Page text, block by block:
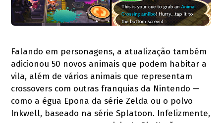
Falando em personagens, a atualização também
adicionou 50 novos animais que podem habitar a
vila, além de vários animais que representam
crossovers com outras franquias da Nintendo —
como a égua Epona da série Zelda ou o polvo
Inkwell, baseado na série Splatoon. Infelizmente,